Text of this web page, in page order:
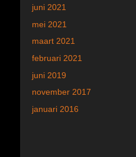
juni 2021
mei 2021
maart 2021
februari 2021
juni 2019
november 2017
januari 2016